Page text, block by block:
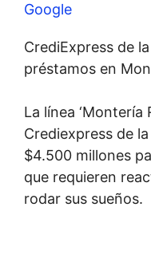
Google
CrediExpress de
préstamos en
La línea ‘Montería
Crediexpress de
$4.500 millones
que requieren
rodar sus sueños.